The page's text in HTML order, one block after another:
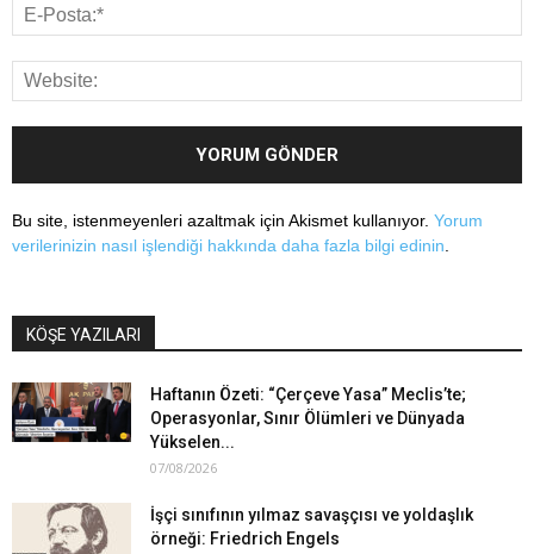
Bu site, istenmeyenleri azaltmak için Akismet kullanıyor. Yorum
verilerinizin nasıl işlendiği hakkında daha fazla bilgi edinin.
KÖŞE YAZILARI
Haftanın Özeti: “Çerçeve Yasa” Meclis’te;
Operasyonlar, Sınır Ölümleri ve Dünyada
Yükselen...
07/08/2026
İşçi sınıfının yılmaz savaşçısı ve yoldaşlık
örneği: Friedrich Engels